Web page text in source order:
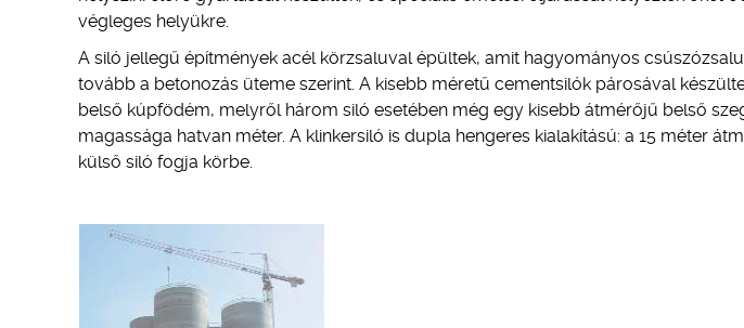
végleges helyükre.
A siló jellegű építmények acél körzsaluval épültek, amit hagyományos
tovább a betonozás üteme szerint. A kisebb méretű cementsilók párosával
belső kúpfödém, melyről három siló esetében még egy kisebb átmérőjű belső
magassága hatvan méter. A klinkersiló is dupla hengeres kialakítású: a 15 méter
külső siló fogja körbe.